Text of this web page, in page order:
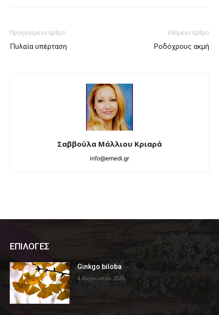
Προηγούμενο άρθρο
Πυλαία υπέρταση
Επόμενο άρθρο
Ροδόχρους ακμή
Σαββούλα Μάλλιου Κριαρά
info@emedi.gr
ΕΠΙΛΟΓΕΣ
Ginkgo biloba
4 Αυγούστου 2026